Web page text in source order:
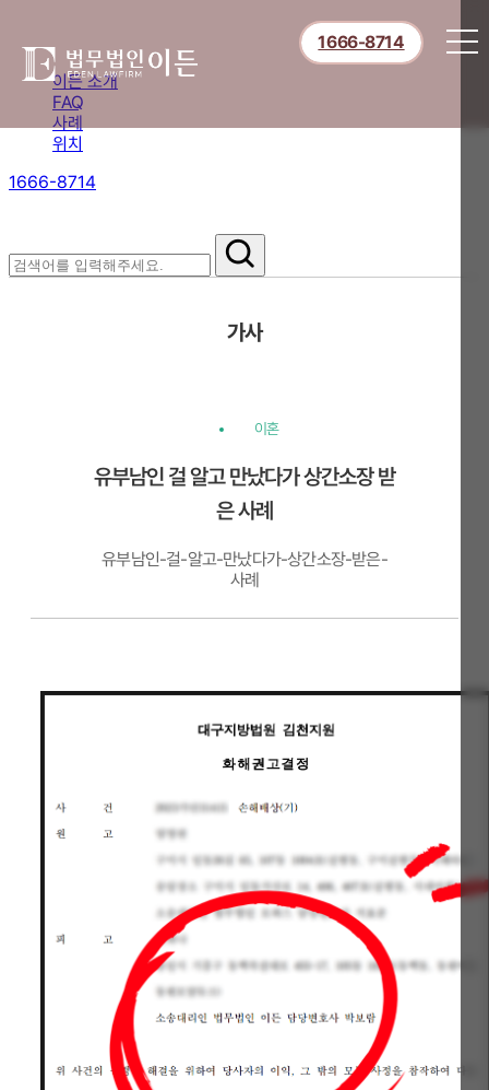
이든 소개
FAQ
사례
위치
1666-8714
1666-8714
가사
이혼
유부남인 걸 알고 만났다가 상간소장 받
은 사례
유부남인-걸-알고-만났다가-상간소장-받은-
사례